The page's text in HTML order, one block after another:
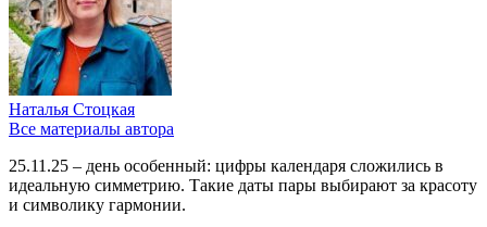
Наталья Стоцкая
Все материалы автора
25.11.25 – день особенный: цифры календаря сложились в
идеальную симметрию. Такие даты пары выбирают за красоту
и символику гармонии.